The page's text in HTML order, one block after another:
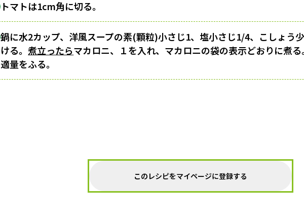
トマトは1cm角に切る。
鍋に水2カップ、洋風スープの素(顆粒)小さじ1、塩小さじ1/4、こしょう
ける。煮立ったらマカロニ、１を入れ、マカロニの袋の表示どおりに煮
適量をふる。
このレシピをマイページに登録する